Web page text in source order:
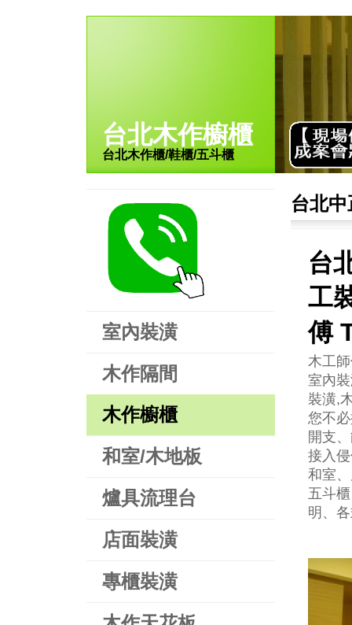
台北木作櫥櫃
台北木作櫃/鞋櫃/五斗櫃
室內裝潢
木作隔間
木作櫥櫃
和室/木地板
爐具流理台
店面裝潢
專櫃裝潢
台北
台
工
傅
木工
室內
裝潢,
您不
開支
接入
和室
五斗
明、